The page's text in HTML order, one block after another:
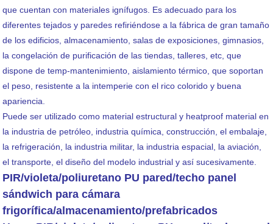
que cuentan con materiales ignífugos. Es adecuado para los
diferentes tejados y paredes refiriéndose a la fábrica de gran tamaño
de los edificios, almacenamiento, salas de exposiciones, gimnasios,
la congelación de purificación de las tiendas, talleres, etc, que
dispone de temp-mantenimiento, aislamiento térmico, que soportan
el peso, resistente a la intemperie con el rico colorido y buena
apariencia.
Puede ser utilizado como material estructural y heatproof material en
la industria de petróleo, industria química, construcción, el embalaje,
la refrigeración, la industria militar, la industria espacial, la aviación,
el transporte, el diseño del modelo industrial y así sucesivamente.
PIR/violeta/poliuretano PU pared/techo panel
sándwich para cámara
frigorífica/almacenamiento/prefabricados